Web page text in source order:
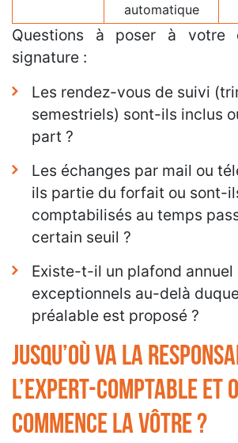
automatique
Questions à poser à votre
signature :
Les rendez-vous de suivi
semestriels) sont-ils inclus
part ?
Les échanges par mail ou
ils partie du forfait ou sont-
comptabilisés au temps
certain seuil ?
Existe-t-il un plafond annuel
exceptionnels au-delà
préalable est proposé ?
Jusqu’où va la
l’expert-comptable et
commence la vôtre ?